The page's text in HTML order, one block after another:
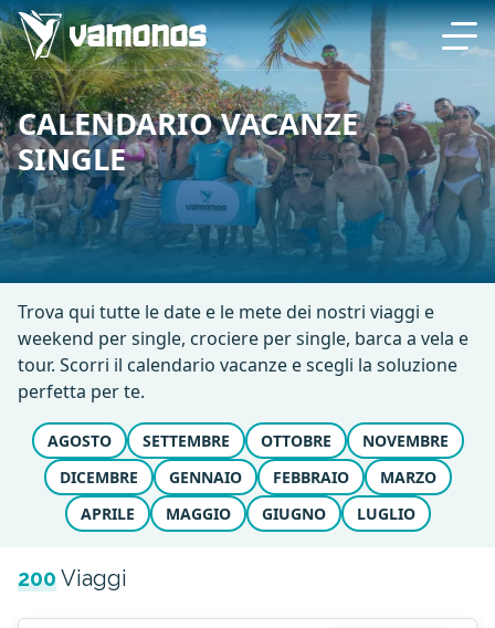
CALENDARIO VACANZE
SINGLE
Trova qui tutte le date e le mete dei nostri viaggi e
weekend per single, crociere per single, barca a vela e
tour. Scorri il calendario vacanze e scegli la soluzione
perfetta per te.
AGOSTO SETTEMBRE OTTOBRE
NOVEMBRE
DICEMBRE
GENNAIO FEBBRAIO
MARZO
APRILE
MAGGIO GIUGNO LUGLIO
200Viaggi